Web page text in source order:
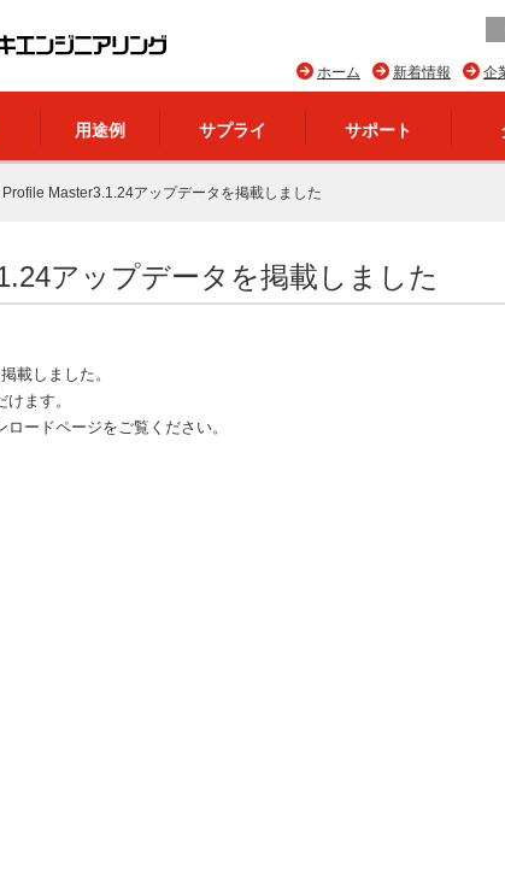
企
新着情報
ホーム
用途例 サプライ サポート
Profile Master3.1.24アップデータを掲載しました
アップデータを掲載しました
載しました。
ます。
ードページをご覧ください。